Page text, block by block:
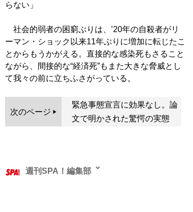
らない」
社会的弱者の困窮ぶりは、’20年の自殺者がリ
ーマン・ショック以来11年ぶりに増加に転じたこ
とからもうかがえる。直接的な感染死もさること
ながら、間接的な“経済死”もまた大きな脅威とし
て我々の前に立ちふさがっている。
次のページ
緊急事態宣言に効果なし。論
文で明かされた驚愕の実態
週刊SPA！編集部